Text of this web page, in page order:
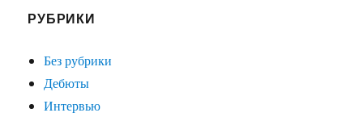
РУБРИКИ
Без рубрики
Дебюты
Интервью